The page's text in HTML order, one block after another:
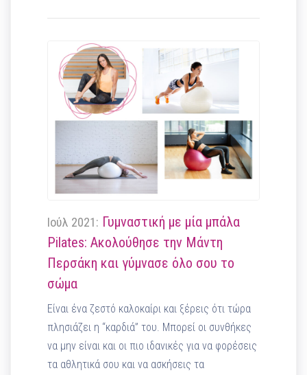
Ιούλ 2021: Γυμναστική με μία μπάλα
Pilates: Ακολούθησε την Μάντη
Περσάκη και γύμνασε όλο σου το
σώμα
Είναι ένα ζεστό καλοκαίρι και ξέρεις ότι τώρα
πλησιάζει η “καρδιά” του. Μπορεί οι συνθήκες
να μην είναι και οι πιο ιδανικές για να φορέσεις
τα αθλητικά σου και να ασκήσεις τα